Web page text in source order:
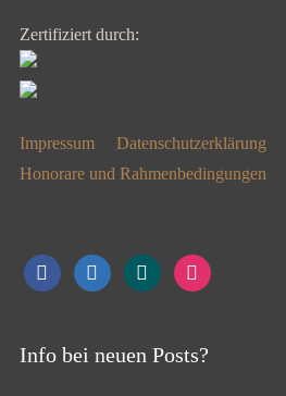
Zertifiziert durch:
Impressum
Datenschutzerklärung
Honorare und Rahmenbedingungen
facebooklinkedinxing instagram
Info bei neuen Posts?